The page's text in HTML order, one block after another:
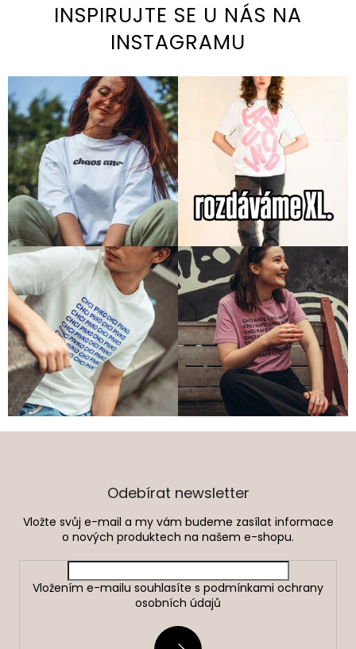
INSPIRUJTE SE U NÁS NA
INSTAGRAMU
Z
Odebírat newsletter
Vložte svůj e-mail a my vám budeme zasílat informace
o nových produktech na našem e-shopu.
Vložením e-mailu souhlasíte s podmínkami ochrany
osobních údajů
PŘIHLÁSIT